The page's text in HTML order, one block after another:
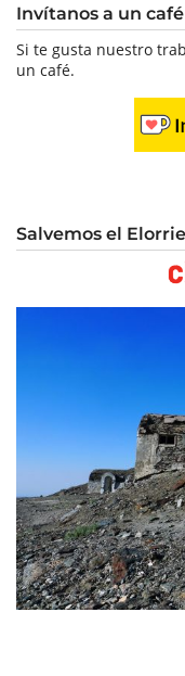
Invítanos a un café
Si te gusta nuestro
un café.
Salvemos el